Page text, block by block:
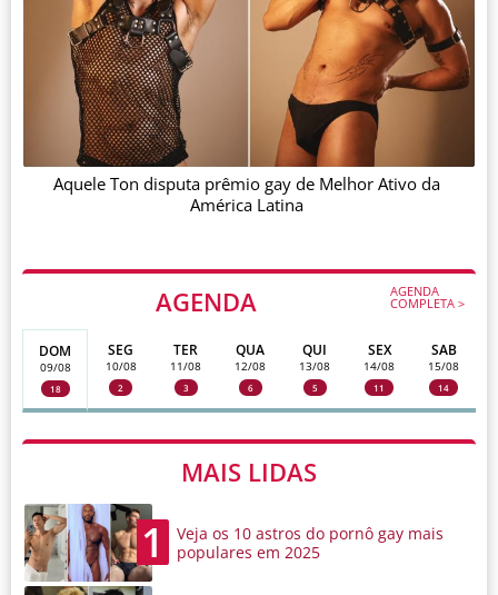
AGENDA AGENDA
COMPLETA >
DOM
09/08
18
SEG
10/08
2
TER
11/08
3
QUA
12/08
6
QUI
13/08
5
SEX
14/08
11
SAB
15/08
14
MAIS LIDAS
1
Veja os 10 astros do pornô gay mais
populares em 2025
Aquele Ton disputa prêmio gay de Melhor Ativo da
América Latina